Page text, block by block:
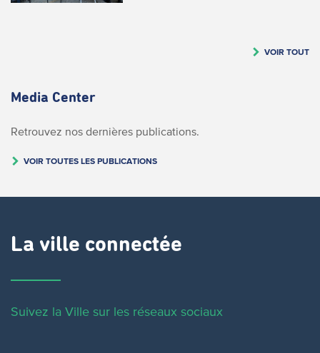
VOIR TOUT
Media Center
Retrouvez nos dernières publications.
VOIR TOUTES LES PUBLICATIONS
La ville connectée
Suivez la Ville sur les réseaux sociaux